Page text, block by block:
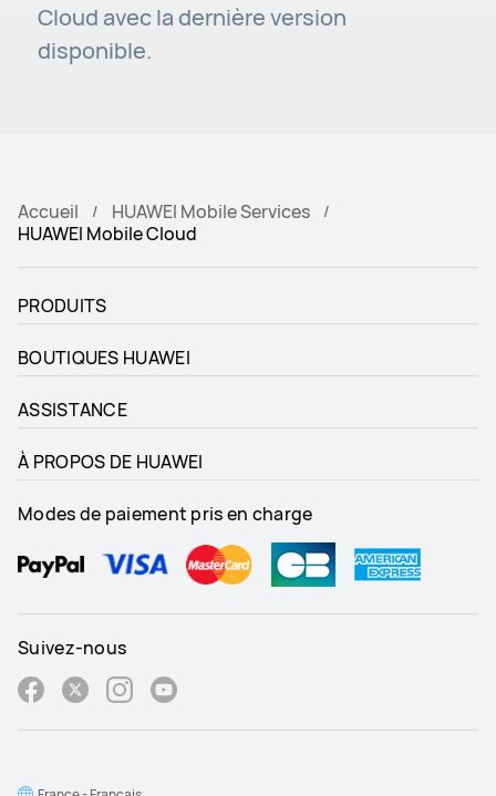
Cloud avec la dernière version
disponible.
Accueil
HUAWEI Mobile Services
HUAWEI Mobile Cloud
PRODUITS
BOUTIQUES HUAWEI
ASSISTANCE
À PROPOS DE HUAWEI
Modes de paiement pris en charge
Suivez-nous